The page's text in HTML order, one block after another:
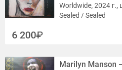
Worldwide, 2024 г.,
Sealed / Sealed
6 200
Marilyn Manson